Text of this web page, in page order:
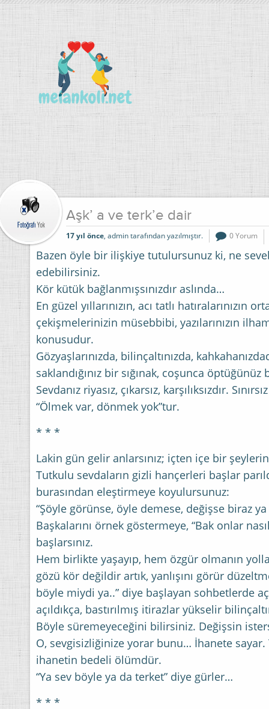
Aşk’ a ve terk’e dair
17 yıl önce, admin tarafından yazılmıştır. 0 Yorum
Bazen öyle bir ilişkiye tutulursunuz ki, ne
edebilirsiniz.
Kör kütük bağlanmışsınızdır aslında…
En güzel yıllarınızın, acı tatlı hatıralarınızın
çekişmelerinizin müsebbibi, yazılarınızın
konusudur.
Gözyaşlarınızda, bilinçaltınızda,
saklandığınız bir sığınak, coşunca
Sevdanız riyasız, çıkarsız, karşılıksızdır.
“Ölmek var, dönmek yok”tur.
* * *
Lakin gün gelir anlarsınız; içten içe bir şeylerin
Tutkulu sevdaların gizli hançerleri başlar
burasından eleştirmeye koyulursunuz:
“Şöyle görünse, öyle demese, değişse biraz
Başkalarını örnek göstermeye, “Bak onlar
başlarsınız.
Hem birlikte yaşayıp, hem özgür olmanın
gözü kör değildir artık, yanlışını görür
böyle miydi ya..” diye başlayan sohbetlerde
açıldıkça, bastırılmış itirazlar yükselir
Böyle süremeyeceğini bilirsiniz. Değişsin
O, sevgisizliğinize yorar bunu… İhanete
ihanetin bedeli ölümdür.
“Ya sev böyle ya da terket” diye gürler…
* * *